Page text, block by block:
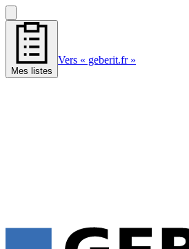
Mes listes
Vers « geberit.fr »